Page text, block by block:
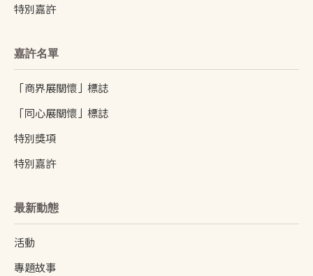
特別嘉許
嘉許名單
「商界展關懷」標誌
「同心展關懷」標誌
特別獎項
特別嘉許
最新動態
活動
專題故事